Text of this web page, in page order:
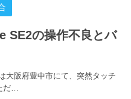
SE2の操作不良とバ
大阪府豊中市にて、突然タッチ
だ…